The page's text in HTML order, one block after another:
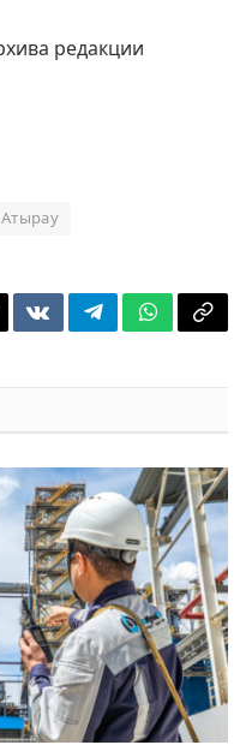
редакции
VKontakteTelegramWhatsApp
Copy